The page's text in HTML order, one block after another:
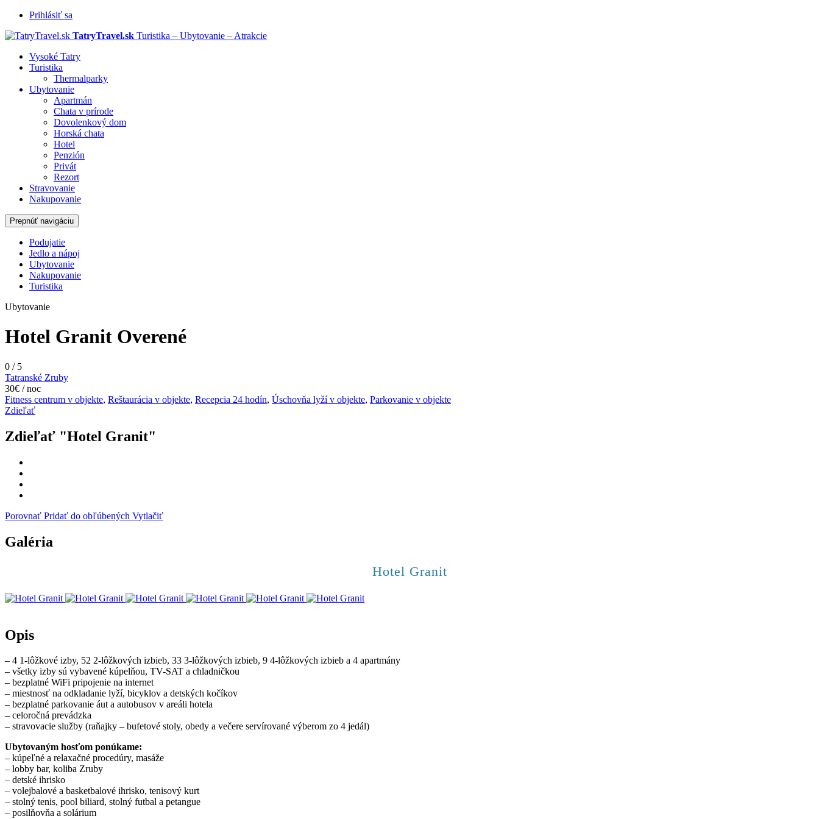
Prihlásiť sa
TatryTravel.sk Turistika – Ubytovanie – Atrakcie
Vysoké Tatry
Turistika
Thermalparky
Ubytovanie
Apartmán
Chata v prírode
Dovolenkový dom
Horská chata
Hotel
Penzión
Privát
Rezort
Stravovanie
Nakupovanie
Prepnúť navigáciu
Podujatie
Jedlo a nápoj
Ubytovanie
Nakupovanie
Turistika
Ubytovanie
Hotel Granit Overené
0 /5
Tatranské Zruby
30€ / noc
Fitness centrum v objekte, Reštaurácia v objekte, Recepcia 24 hodín, Úschovňa lyží v objekte, Parkovanie v objekte
Zdieľať
Zdieľať "Hotel Granit"
Porovnať Pridať do obľúbených Vytlačiť
Galéria
Hotel Granit
Opis
– 4 1-lôžkové izby, 52 2-lôžkových izbieb, 33 3-lôžkových izbieb, 9 4-lôžkových izbieb a 4 apartmány
– všetky izby sú vybavené kúpelňou, TV-SAT a chladničkou
– bezplatné WiFi pripojenie na internet
– miestnosť na odkladanie lyží, bicyklov a detských kočíkov
– bezplatné parkovanie áut a autobusov v areáli hotela
– celoročná prevádzka
– stravovacie služby (raňajky – bufetové stoly, obedy a večere servírované výberom zo 4 jedál)
Ubytovaným hosťom ponúkame:
– kúpeľné a relaxačné procedúry, masáže
– lobby bar, koliba Zruby
– detské ihrisko
– volejbalové a basketbalové ihrisko, tenisový kurt
– stolný tenis, pool biliard, stolný futbal a petangue
– posilňovňa a solárium